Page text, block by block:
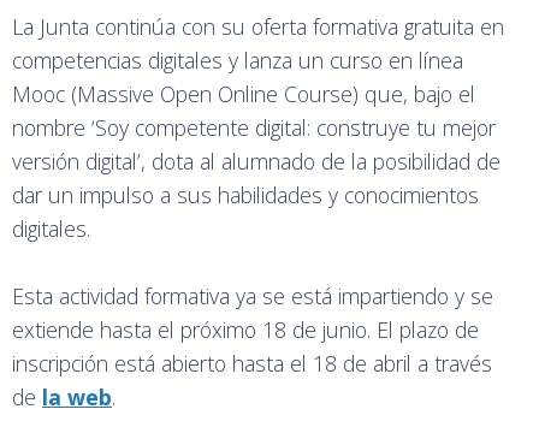
La Junta continúa con su oferta formativa gratuita en
competencias digitales y lanza un curso en línea
Mooc (Massive Open Online Course) que, bajo el
nombre ‘Soy competente digital: construye tu mejor
versión digital’, dota al alumnado de la posibilidad de
dar un impulso a sus habilidades y conocimientos
digitales.
Esta actividad formativa ya se está impartiendo y se
extiende hasta el próximo 18 de junio. El plazo de
inscripción está abierto hasta el 18 de abril a través
de la web.